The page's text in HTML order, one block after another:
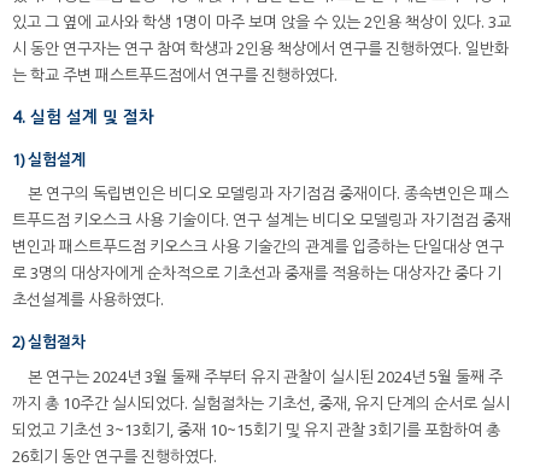
있고 그 옆에 교사와 학생 1명이 마주 보며 앉을 수 있는 2인용 책상이 있다. 3교
시 동안 연구자는 연구 참여 학생과 2인용 책상에서 연구를 진행하였다. 일반화
는 학교 주변 패스트푸드점에서 연구를 진행하였다.
4. 실험 설계 및 절차
1) 실험설계
본 연구의 독립변인은 비디오 모델링과 자기점검 중재이다. 종속변인은 패스
트푸드점 키오스크 사용 기술이다. 연구 설계는 비디오 모델링과 자기점검 중재
변인과 패스트푸드점 키오스크 사용 기술간의 관계를 입증하는 단일대상 연구
로 3명의 대상자에게 순차적으로 기초선과 중재를 적용하는 대상자간 중다 기
초선설계를 사용하였다.
2) 실험절차
본 연구는 2024년 3월 둘째 주부터 유지 관찰이 실시된 2024년 5월 둘째 주
까지 총 10주간 실시되었다. 실험절차는 기초선, 중재, 유지 단계의 순서로 실시
되었고 기초선 3~13회기, 중재 10~15회기 및 유지 관찰 3회기를 포함하여 총
26회기 동안 연구를 진행하였다.